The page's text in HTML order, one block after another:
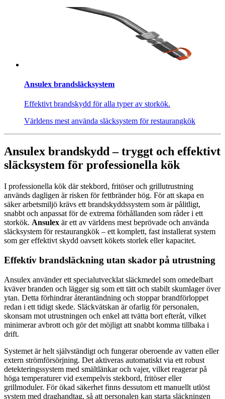
Ansulex brandsläcksystem
Effektivt brandskydd för alla typer av storkök.
Världens mest använda släcksystem för restaurangkök
Ansulex brandskydd – tryggt och effektivt
släcksystem för professionella kök
I professionella kök där stekbord, fritöser och grillutrustning
används dagligen är risken för fettbränder hög. För att skapa en
säker arbetsmiljö krävs ett brandskyddssystem som är pålitligt,
snabbt och anpassat för de extrema förhållanden som råder i ett
storkök. Ansulex är ett av världens mest beprövade och använda
släcksystem för restaurangkök – ett komplett, fast installerat system
som ger effektivt skydd oavsett kökets storlek eller kapacitet.
Effektiv brandsläckning utan skador på utrustning
Ansulex använder ett specialutvecklat släckmedel som omedelbart
kväver branden och lägger sig som ett tätt och stabilt skumlager över
ytan. Detta förhindrar återantändning och stoppar brandförloppet
redan i ett tidigt skede. Släckvätskan är ofarlig för personalen,
skonsam mot utrustningen och enkel att tvätta bort efteråt, vilket
minimerar avbrott och gör det möjligt att snabbt komma tillbaka i
drift.
Systemet är helt självständigt och fungerar oberoende av vatten eller
extern strömförsörjning. Det aktiveras automatiskt via ett robust
detekteringssystem med smältlänkar och vajer, vilket reagerar på
höga temperaturer vid exempelvis stekbord, fritöser eller
grillmoduler. För ökad säkerhet finns dessutom ett manuellt utlöst
system med draghandtag, så att personalen kan starta släckningen